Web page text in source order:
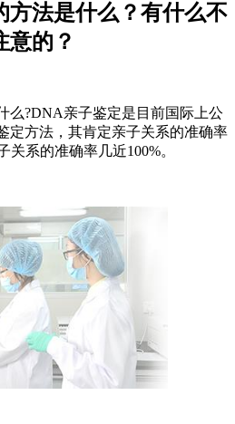
方法是什么？有什么不
意的？
么?DNA亲子鉴定是 目前国际上公
定方法，其肯定亲子关系的准确率
关系的准确率几近100%。